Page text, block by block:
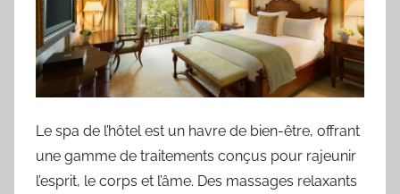
Le spa de l’hôtel est un havre de bien-être, offrant
une gamme de traitements conçus pour rajeunir
l’esprit, le corps et l’âme. Des massages relaxants